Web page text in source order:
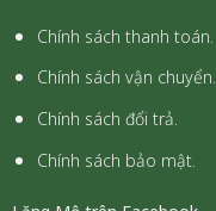
Chính sách thanh toán.
Chính sách vận chuyển.
Chính sách đổi trả.
Chính sách bảo mật.